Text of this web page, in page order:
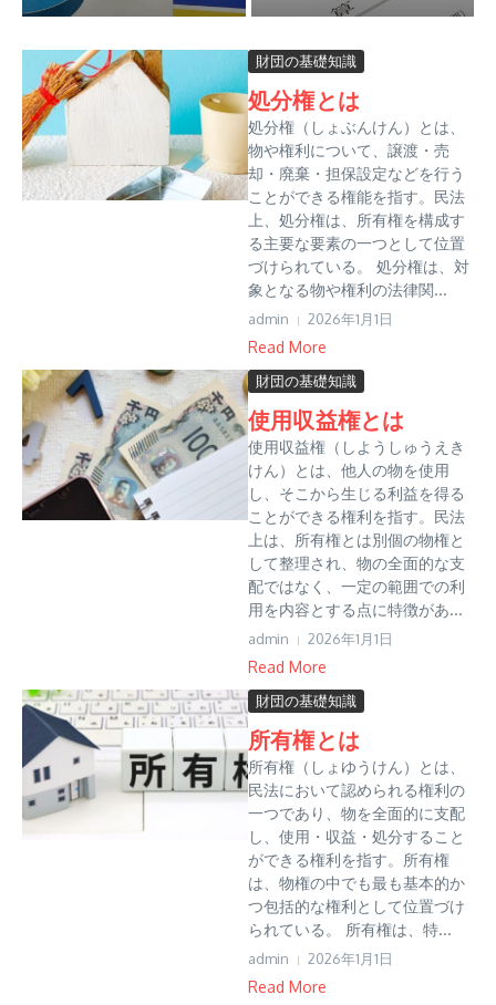
財団の基礎知識
処分権とは
処分権（しょぶんけん）とは、
物や権利について、譲渡・売
却・廃棄・担保設定などを行う
ことができる権能を指す。民法
上、処分権は、所有権を構成す
る主要な要素の一つとして位置
づけられている。 処分権は、対
象となる物や権利の法律関...
admin 2026年1月1日
Read More
財団の基礎知識
使用収益権とは
使用収益権（しようしゅうえき
けん）とは、他人の物を使用
し、そこから生じる利益を得る
ことができる権利を指す。民法
上は、所有権とは別個の物権と
して整理され、物の全面的な支
配ではなく、一定の範囲での利
用を内容とする点に特徴があ...
admin 2026年1月1日
Read More
財団の基礎知識
所有権とは
所有権（しょゆうけん）とは、
民法において認められる権利の
一つであり、物を全面的に支配
し、使用・収益・処分すること
ができる権利を指す。所有権
は、物権の中でも最も基本的か
つ包括的な権利として位置づけ
られている。 所有権は、特...
admin 2026年1月1日
Read More